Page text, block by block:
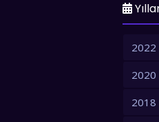
2022
2020
2018